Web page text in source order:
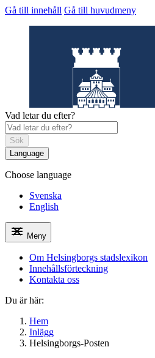
Gå till innehåll Gå till huvudmeny
Helsingborgs stadslexikon
Vad letar du efter?
Sök
Language
Choose language
Svenska
English
Meny
Om Helsingborgs stadslexikon
Innehållsförteckning
Kontakta oss
Du är här:
Hem
Inlägg
Helsingborgs-Posten